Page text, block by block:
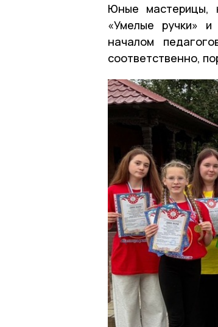
Юные мастерицы,
«Умелые ручки» и
началом
соответственно,